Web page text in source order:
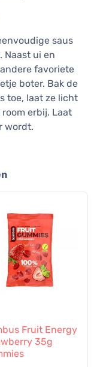
saus
Naast ui en
favoriete
boter. Bak de
toe, laat ze licht
erbij. Laat
wordt.
Fruit Energy
35g